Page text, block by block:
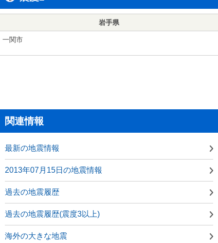
岩手県
一関市
関連情報
最新の地震情報
2013年07月15日の地震情報
過去の地震履歴
過去の地震履歴(震度3以上)
海外の大きな地震